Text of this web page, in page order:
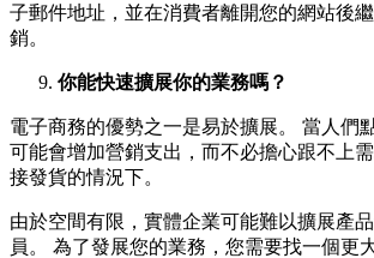
子郵件地址，並在消費者離開您的網站後
銷。
你能快速擴展你的業務嗎？
電子商務的優勢之一是易於擴展。 當人們
可能會增加營銷支出，而不必擔心跟不上
接發貨的情況下。
由於空間有限，實體企業可能難以擴展產
員。 為了發展您的業務，您需要找一個更